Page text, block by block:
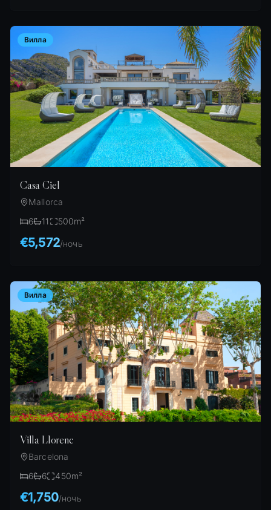
Вилла
Casa Ciel
Mallorca
6
11 500m²
€5,572/ночь
Вилла
Villa Llorenc
Barcelona
6
6 450m²
€1,750/ночь